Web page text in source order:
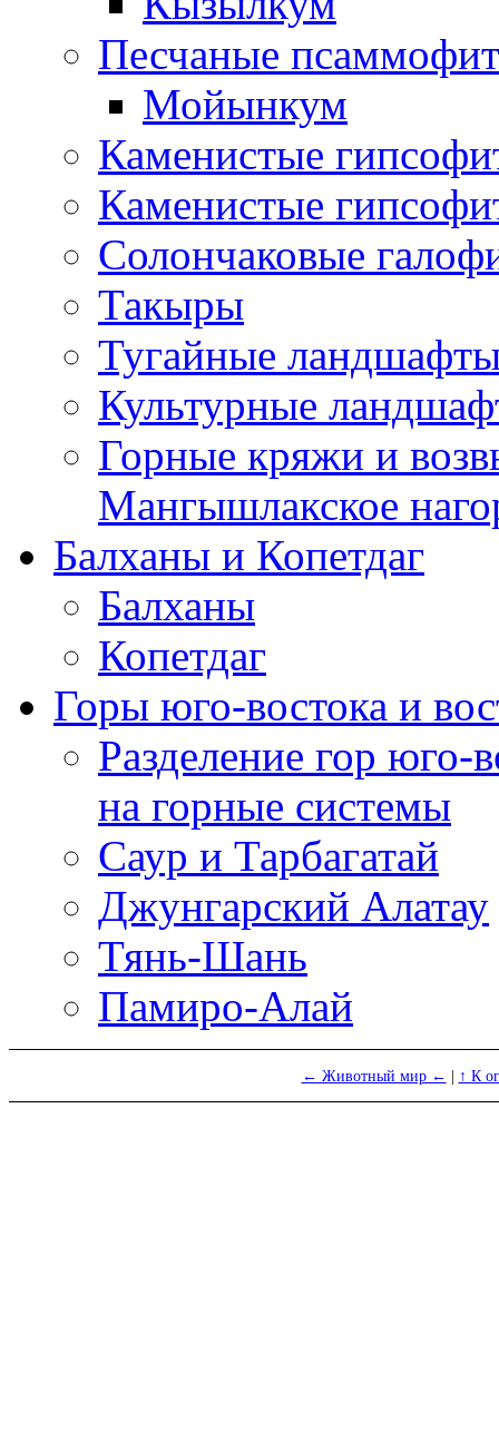
Песчаные
Мойынкум
Каменистые
Каменистые
Солончаковые
Такыры
Тугайные
Культурные
Горные кряжи и
Мангышлакское
Балханы и Копетдаг
Балханы
Копетдаг
Горы юго-востока и
Разделение гор юго-
на горные системы
Саур и Тарбагатай
Джунгарский Алатау
Тянь-Шань
Памиро-Алай
← Животный мир ← | ↑ К